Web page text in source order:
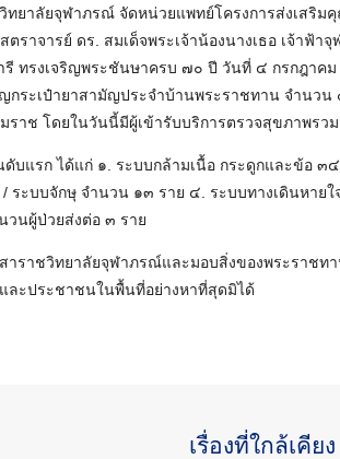
ยาลัยจุฬาภรณ์ จัดหน่วยแพทย์โครงการส่งเสริม
สตราจารย์ ดร. สมเด็จพระเจ้าน้องนางเธอ เจ้า
ทรงเจริญพระชันษาครบ ๗๐ ปี วันที่ ๔ กรกฎาค
กระเป๋ายาสามัญประจำบ้านพระราชทาน จำนว
ราช โดยในวันนี้มีผู้เข้ารับบริการตรวจสุขภาพรว
บแรก ได้แก่ ๑. ระบบกล้ามเนื้อ กระดูกและข้อ ๓
ระบบจักษุ จำนวน ๑๓ ราย ๔. ระบบทางเดินหาย
วนผู้ป่วยส่งต่อ ๓ ราย
าราชวิทยาลัยจุฬาภรณ์และมอบสิ่งของพระราชท
ะประชาชนในพื้นที่อย่างหาที่สุดมิได้
เรื่องที่ใกล้เคียง